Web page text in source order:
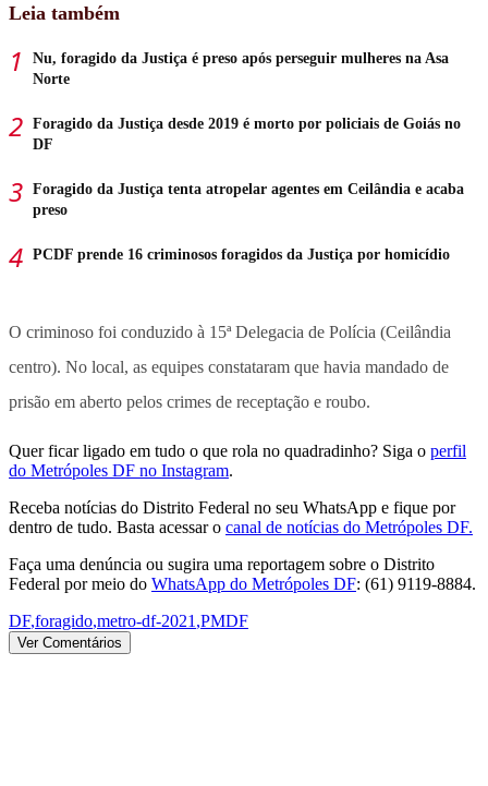
Leia também
Nu, foragido da Justiça é preso após perseguir mulheres na Asa
Norte
Foragido da Justiça desde 2019 é morto por policiais de Goiás no
DF
Foragido da Justiça tenta atropelar agentes em Ceilândia e acaba
preso
PCDF prende 16 criminosos foragidos da Justiça por homicídio
O criminoso foi conduzido à 15ª Delegacia de Polícia (Ceilândia
centro). No local, as equipes constataram que havia mandado de
prisão em aberto pelos crimes de receptação e roubo.
Quer ficar ligado em tudo o que rola no quadradinho? Siga o perfil
do Metrópoles DF no Instagram.
Receba notícias do Distrito Federal no seu WhatsApp e fique por
dentro de tudo. Basta acessar o canal de notícias do Metrópoles DF.
Faça uma denúncia ou sugira uma reportagem sobre o Distrito
Federal por meio do WhatsApp do Metrópoles DF: (61) 9119-8884.
DF,foragido,metro-df-2021 ,PMDF
Ver Comentários